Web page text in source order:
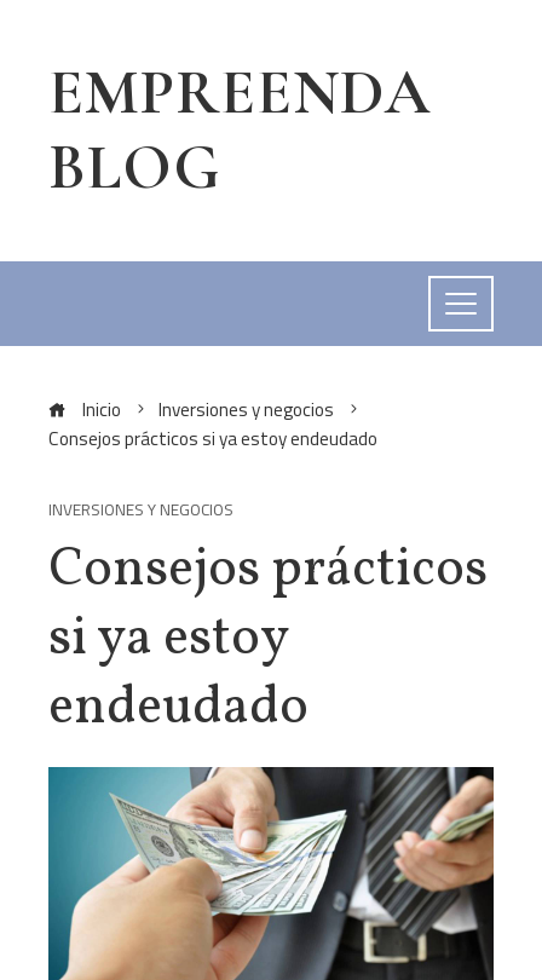
EMPREENDA
BLOG
Inicio
Inversiones y negocios
Consejos prácticos si ya estoy endeudado
INVERSIONES Y NEGOCIOS
Consejos prácticos
si ya estoy
endeudado